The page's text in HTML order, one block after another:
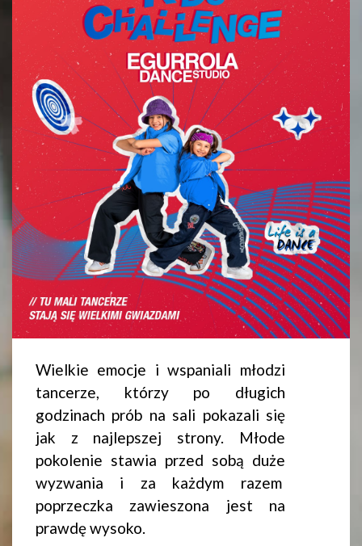
Wielkie emocje i wspaniali młodzi
tancerze, którzy po długich
godzinach prób na sali pokazali się
jak z najlepszej strony. Młode
pokolenie stawia przed sobą duże
wyzwania i za każdym razem
poprzeczka zawieszona jest na
prawdę wysoko.